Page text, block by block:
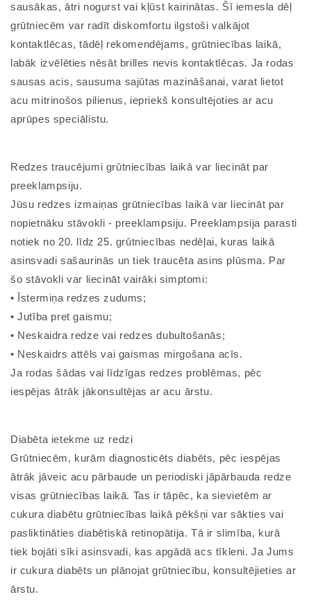
sausākas, ātri nogurst vai kļūst kairinātas. Šī iemesla dēļ
grūtniecēm var radīt diskomfortu ilgstoši valkājot
kontaktlēcas, tādēļ rekomendējams, grūtniecības laikā,
labāk izvēlēties nēsāt brilles nevis kontaktlēcas. Ja rodas
sausas acis, sausuma sajūtas mazināšanai, varat lietot
acu mitrinošos pilienus, iepriekš konsultējoties ar acu
aprūpes speciālistu.
Redzes traucējumi grūtniecības laikā var liecināt par
preeklampsiju.
Jūsu redzes izmaiņas grūtniecības laikā var liecināt par
nopietnāku stāvokli - preeklampsiju. Preeklampsija parasti
notiek no 20. līdz 25. grūtniecības nedēļai, kuras laikā
asinsvadi sašaurinās un tiek traucēta asins plūsma. Par
šo stāvokli var liecināt vairāki simptomi:
• Īstermiņa redzes zudums;
• Jutība pret gaismu;
• Neskaidra redze vai redzes dubultošanās;
• Neskaidrs attēls vai gaismas mirgošana acīs.
Ja rodas šādas vai līdzīgas redzes problēmas, pēc
iespējas ātrāk jākonsultējas ar acu ārstu.
Diabēta ietekme uz redzi
Grūtniecēm, kurām diagnosticēts diabēts, pēc iespējas
ātrāk jāveic acu pārbaude un periodiski jāpārbauda redze
visas grūtniecības laikā. Tas ir tāpēc, ka sievietēm ar
cukura diabētu grūtniecības laikā pēkšņi var sākties vai
pasliktināties diabētiskā retinopātija. Tā ir slimība, kurā
tiek bojāti sīki asinsvadi, kas apgādā acs tīkleni. Ja Jums
ir cukura diabēts un plānojat grūtniecību, konsultējieties ar
ārstu.